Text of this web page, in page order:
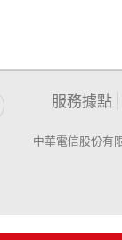
服務據點
中華電信股份有